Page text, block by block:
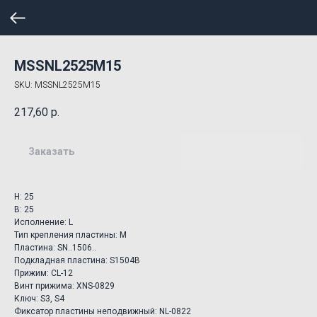
MSSNL2525M15
SKU: MSSNL2525M15
217,60 р.
Заказать
H: 25
B: 25
Исполнение: L
Тип крепления пластины: M
Пластина: SN..1506..
Подкладная пластина: S1504B
Прижим: CL-12
Винт прижима: XNS-0829
Ключ: S3, S4
Фиксатор пластины неподвижный: NL-0822